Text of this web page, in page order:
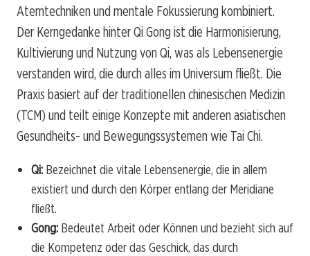
Atemtechniken und mentale Fokussierung kombiniert.
Der Kerngedanke hinter Qi Gong ist die Harmonisierung,
Kultivierung und Nutzung von Qi, was als Lebensenergie
verstanden wird, die durch alles im Universum fließt. Die
Praxis basiert auf der traditionellen chinesischen Medizin
(TCM) und teilt einige Konzepte mit anderen asiatischen
Gesundheits- und Bewegungssystemen wie Tai Chi.
Qi: Bezeichnet die vitale Lebensenergie, die in allem
existiert und durch den Körper entlang der Meridiane
fließt.
Gong: Bedeutet Arbeit oder Können und bezieht sich auf
die Kompetenz oder das Geschick, das durch